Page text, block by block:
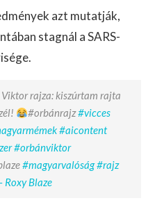
azt mutatják,
stagnál a SARS-
rajza: kiszúrtam rajta
#orbánrajz#vicces
#aicontent
#orbánviktor
#magyarvalóság#rajz
Roxy Blaze